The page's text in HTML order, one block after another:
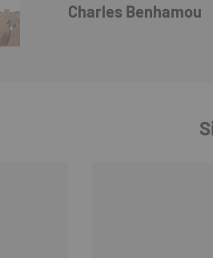
Charles Benhamou